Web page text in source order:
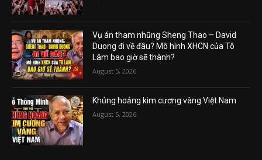
Vụ án tham nhũng Sheng Thao – David
Duong đi về đâu? Mô hình XHCN của Tô
Lâm bao giờ sẽ thành?
August 5, 2026
Khủng hoảng kim cương vàng Việt Nam
August 5, 2026